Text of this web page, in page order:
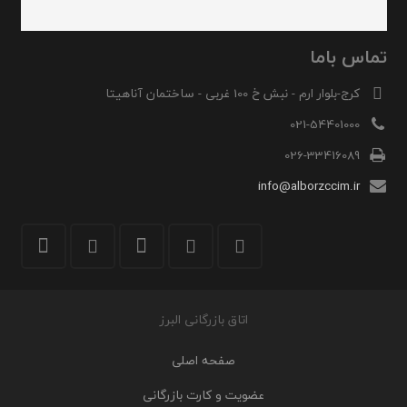
تماس باما
کرج-بلوار ارم - نبش خ 100 غربی - ساختمان آناهیتا
021-54401000
026-33416089
info@alborzccim.ir
اتاق بازرگانی البرز
صفحه اصلی
عضویت و کارت بازرگانی